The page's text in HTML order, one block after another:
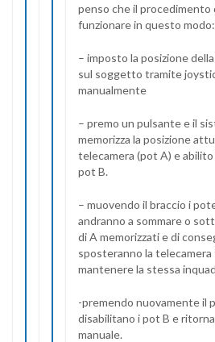
penso che il procedimento
funzionare in questo modo:
– imposto la posizione
sul soggetto tramite
manualmente
– premo un pulsante e il
memorizza la posizione
telecamera (pot A) e
pot B.
– muovendo il braccio i
andranno a sommare o
di A memorizzati e di
sposteranno la
mantenere la stessa
-premendo nuovamente il
disabilitano i pot B e
manuale.